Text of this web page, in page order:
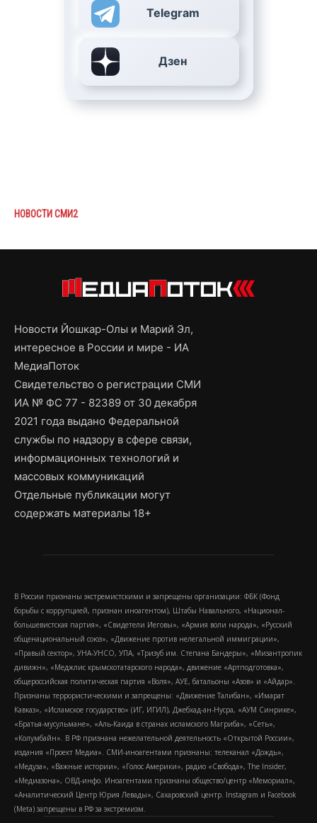
Telegram
Дзен
НОВОСТИ СМИ2
Новости Йошкар-Олы и Марий Эл,
интересное в России и мире - ИА
МедиаПоток
Свидетельство о регистрации СМИ
ИА № ФС 77 - 82389 от 30 декабря
2021 года выдано Федеральной
службы по надзору в сфере связи,
информационных технологий и
массовых коммуникаций
Отдельные публикации могут
содержать материалы 18+
В России признаны экстремистскими и запрещены организации: ФБК (Фонд
борьбы с коррупцией, признан иноагентом), Штабы Навального, «Национал-
большевистская партия», «Свидетели Иеговы», «Армия воли народа», «Русский
общенациональный союз», «Движение против нелегальной иммиграции»,
«Правый сектор», УНА-УНСО, УПА, «Тризуб им. Степана Бандеры», «Мизантропик
дивижн», «Меджлис крымскотатарского народа», движение «Артподготовка»,
общероссийская политическая партия «Воля», АУЕ, батальоны «Азов» и «Айдар».
Признаны террористическими и запрещены: «Движение Талибан», «Имарат
Кавказ», «Исламское государство» (ИГ, ИГИЛ), Джебхад-ан-Нусра, «АУМ Синрике»,
«Братья-мусульмане», «Аль-Каида в странах исламского Магриба», «Сеть»,
«Колумбайн». В РФ признана нежелательной деятельность «Открытой России»,
издания «Проект Медиа». СМИ-иноагентами признаны: телеканал «Дождь»,
«Медуза», «Важные истории», «Голос Америки», радио «Свобода», The Insider,
«Медиазона», ОВД-инфо. Иноагентами признаны общество/центр «Мемориал»,
«Аналитический Центр Юрия Левады», Сахаровский центр. Instagram и Facebook
(Metа) запрещены в РФ за экстремизм.